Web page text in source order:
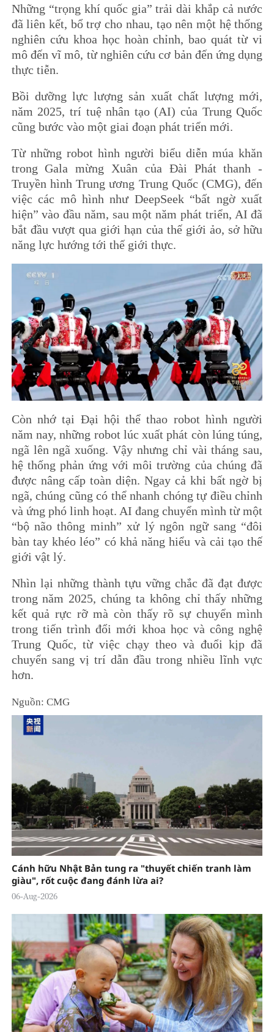
Những “trọng khí quốc gia” trải dài khắp cả nước
đã liên kết, bổ trợ cho nhau, tạo nên một hệ thống
nghiên cứu khoa học hoàn chỉnh, bao quát từ vi
mô đến vĩ mô, từ nghiên cứu cơ bản đến ứng dụng
thực tiễn.
Bồi dưỡng lực lượng sản xuất chất lượng mới,
năm 2025, trí tuệ nhân tạo (AI) của Trung Quốc
cũng bước vào một giai đoạn phát triển mới.
Từ những robot hình người biểu diễn múa khăn
trong Gala mừng Xuân của Đài Phát thanh -
Truyền hình Trung ương Trung Quốc (CMG), đến
việc các mô hình như DeepSeek “bất ngờ xuất
hiện” vào đầu năm, sau một năm phát triển, AI đã
bắt đầu vượt qua giới hạn của thế giới ảo, sở hữu
năng lực hướng tới thế giới thực.
Còn nhớ tại Đại hội thể thao robot hình người
năm nay, những robot lúc xuất phát còn lúng túng,
ngã lên ngã xuống. Vậy nhưng chỉ vài tháng sau,
hệ thống phản ứng với môi trường của chúng đã
được nâng cấp toàn diện. Ngay cả khi bất ngờ bị
ngã, chúng cũng có thể nhanh chóng tự điều chỉnh
và ứng phó linh hoạt. AI đang chuyển mình từ một
“bộ não thông minh” xử lý ngôn ngữ sang “đôi
bàn tay khéo léo” có khả năng hiểu và cải tạo thế
giới vật lý.
Nhìn lại những thành tựu vững chắc đã đạt được
trong năm 2025, chúng ta không chỉ thấy những
kết quả rực rỡ mà còn thấy rõ sự chuyển mình
trong tiến trình đổi mới khoa học và công nghệ
Trung Quốc, từ việc chạy theo và đuổi kịp đã
chuyển sang vị trí dẫn đầu trong nhiều lĩnh vực
hơn.
Nguồn: CMG
Cánh hữu Nhật Bản tung ra "thuyết chiến tranh làm
giàu", rốt cuộc đang đánh lừa ai?
06-Aug-2026